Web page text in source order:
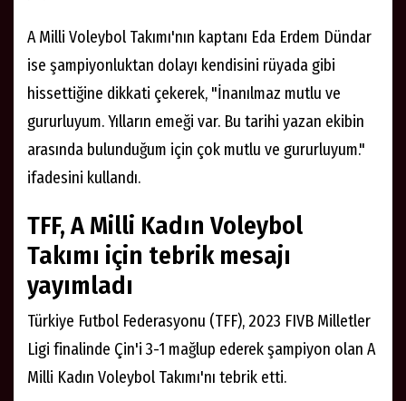
A Milli Voleybol Takımı'nın kaptanı Eda Erdem Dündar
ise şampiyonluktan dolayı kendisini rüyada gibi
hissettiğine dikkati çekerek, "İnanılmaz mutlu ve
gururluyum. Yılların emeği var. Bu tarihi yazan ekibin
arasında bulunduğum için çok mutlu ve gururluyum."
ifadesini kullandı.
TFF, A Milli Kadın Voleybol
Takımı için tebrik mesajı
yayımladı
Türkiye Futbol Federasyonu (TFF), 2023 FIVB Milletler
Ligi finalinde Çin'i 3-1 mağlup ederek şampiyon olan A
Milli Kadın Voleybol Takımı'nı tebrik etti.